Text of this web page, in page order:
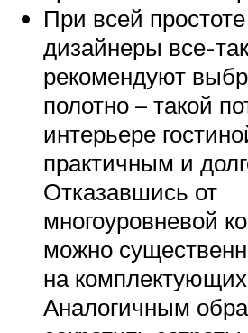
При всей
дизайнеры все-
рекомендуют
полотно – такой
интерьере
практичным и
Отказавшись от
многоуровневой
можно
на
Аналогичным